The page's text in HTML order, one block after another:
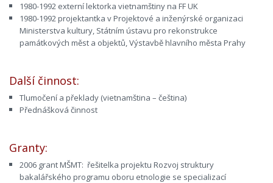
1980-1992 externí lektorka vietnamštiny na FF UK
1980-1992 projektantka v Projektové a inženýrské organizaci
Ministerstva kultury, Státním ústavu pro rekonstrukce
památkových měst a objektů, Výstavbě hlavního města Prahy
Další činnost:
Tlumočení a překlady (vietnamština – čeština)
Přednášková činnost
Granty:
2006 grant MŠMT: řešitelka projektu Rozvoj struktury
bakalářského programu oboru etnologie se specializací